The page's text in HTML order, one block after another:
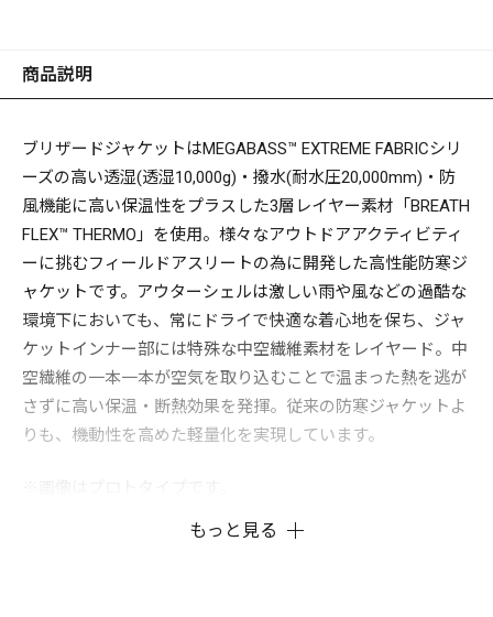
商品説明
ブリザードジャケットはMEGABASS™ EXTREME FABRICシリ
ーズの高い透湿(透湿10,000g)・撥水(耐水圧20,000mm)・防
風機能に高い保温性をプラスした3層レイヤー素材「BREATH
FLEX™ THERMO」を使用。様々なアウトドアアクティビティ
ーに挑むフィールドアスリートの為に開発した高性能防寒ジ
ャケットです。アウターシェルは激しい雨や風などの過酷な
環境下においても、常にドライで快適な着心地を保ち、ジャ
ケットインナー部には特殊な中空繊維素材をレイヤード。中
空繊維の一本一本が空気を取り込むことで温まった熱を逃が
さずに高い保温・断熱効果を発揮。従来の防寒ジャケットよ
りも、機動性を高めた軽量化を実現しています。
もっと見る